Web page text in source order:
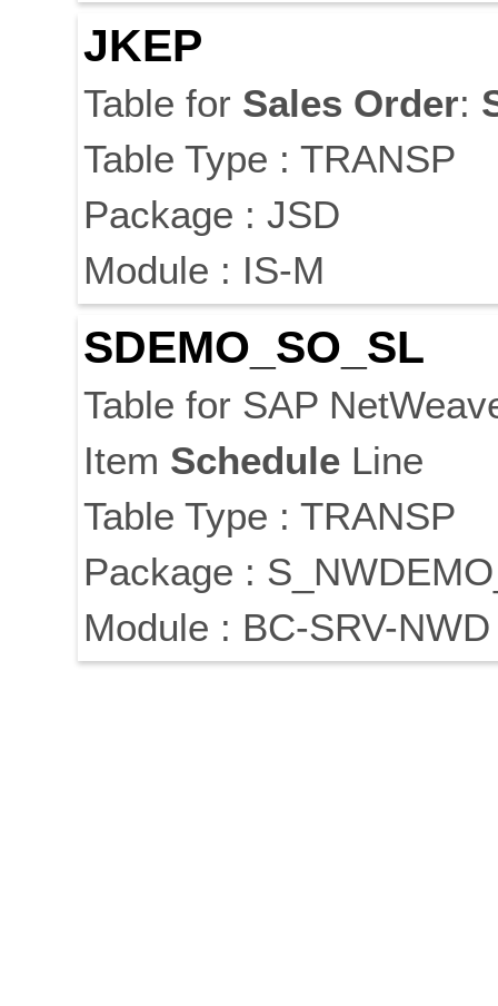
JKEP
Table for Sales Order:
Table Type : TRANSP
Package : JSD
Module : IS-M
SDEMO_SO_SL
Table for SAP
Item Schedule Line
Table Type : TRANSP
Package :
Module : BC-SRV-NWD